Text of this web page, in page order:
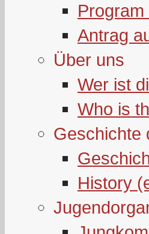
Antrag
Über uns
Wer ist
Who is
Geschichte
History